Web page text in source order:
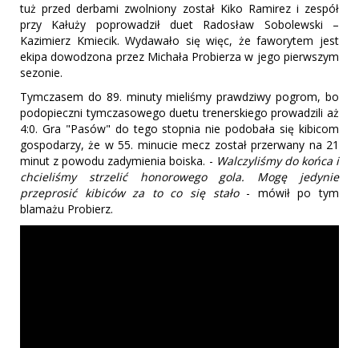
tuż przed derbami zwolniony został Kiko Ramirez i zespół
przy Kałuży poprowadził duet Radosław Sobolewski –
Kazimierz Kmiecik. Wydawało się więc, że faworytem jest
ekipa dowodzona przez Michała Probierza w jego pierwszym
sezonie.
Tymczasem do 89. minuty mieliśmy prawdziwy pogrom, bo
podopieczni tymczasowego duetu trenerskiego prowadzili aż
4:0. Gra "Pasów" do tego stopnia nie podobała się kibicom
gospodarzy, że w 55. minucie mecz został przerwany na 21
minut z powodu zadymienia boiska. - Walczyliśmy do końca i
chcieliśmy strzelić honorowego gola. Mogę jedynie
przeprosić kibiców za to co się stało- mówił po tym
blamażu Probierz.